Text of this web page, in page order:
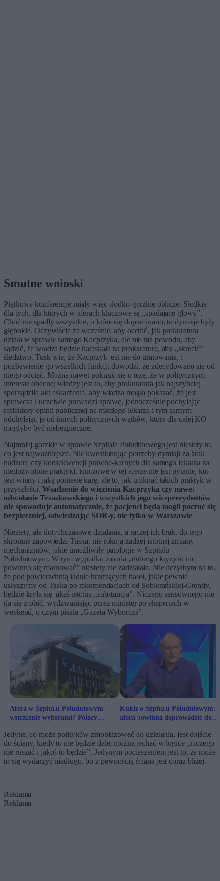
Smutne wnioski
Piątkowe konferencje miały więc słodko-gorzkie oblicze. Słodkie
dla tych, dla których w aferach kluczowe są „spadające głowy”.
Choć nie spadły wszystkie, o które się dopominano, to dymisje były
głębokie. Oczywiście za wcześnie, aby ocenić, jak prokuratura
działa w sprawie samego Kacprzyka, ale nie ma powodu, aby
sądzić, że władza będzie naciskała na prokuraturę, aby „skręcić”
śledztwo. Tusk wie, że Kacprzyk jest nie do uratowania, i
pozbawienie go wszelkich funkcji dowodzi, że zdecydowano się od
niego odciąć. Można nawet pokusić się o tezę, że w politycznym
interesie obecnej władzy jest to, aby prokuratura jak najszybciej
sporządziła akt oskarżenia, aby władza mogła pokazać, że jest
sprawcza i uczciwie prowadzi sprawę, jednocześnie pochylając
reflektory opinii publicznej na młodego lekarza i tym samym
odchylając je od innych politycznych wątków, które dla całej KO
mogłyby być niebezpieczne.
Najmniej gorzkie w sprawie Szpitala Południowego jest niestety to,
co jest najważniejsze. Nie kwestionując potrzeby dymisji za brak
nadzoru czy konsekwencji prawno-karnych dla samego lekarza za
niedozwolone praktyki, kluczowe w tej aferze nie jest pytanie, kto
jest winny i jaką poniesie karę, ale to, jak uniknąć takich praktyk w
przyszłości. Wsadzenie do więzienia Kacprzyka czy nawet
odwołanie Trzaskowskiego i wszystkich jego wiceprezydentów
nie spowoduje automatycznie, że pacjenci będą mogli poczuć się
bezpieczniej, odwiedzając SOR-y, nie tylko w Warszawie.
Niestety, ale dotychczasowe działania, a raczej ich brak, do tego
skromne zapowiedzi Tuska, nie rokują żadnej istotnej zmiany
mechanizmów, jakie umożliwiły patologie w Szpitalu
Południowym. W tym wypadku zasada „dobrego kryzysu nie
powinno się marnować” niestety nie zadziałała. Nie liczyłbym na to,
że pod powierzchnią ładnie brzmiących haseł, jakie pewnie
usłyszymy od Tuska po rekomendacjach od Sobierańskiej-Grendy,
będzie kryła się jakaś istotna „substancja”. Niczego sensownego nie
da się zrobić, wydzwaniając przez minister po ekspertach w
weekend, o czym pisała „Gazeta Wyborcza”.
Afera w Szpitalu Południowym
wstrząśnie wyborami? Polacy
Kukiz o Szpitalu Południowym:
afera powinna doprowadzić do
Jedyne, co może polityków zmobilizować do działania, jest dojście
do ściany, kiedy to nie będzie dalej można jechać w logice „niczego
nie ruszać i jakoś to będzie”. Jedynym pocieszeniem jest to, że może
to się wydarzyć niedługo, bo z pewnością ściana jest coraz bliżej.
Reklama
Reklama